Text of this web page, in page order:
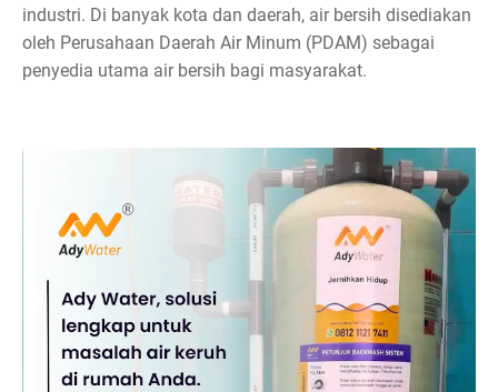
industri. Di banyak kota dan daerah, air bersih disediakan
oleh Perusahaan Daerah Air Minum (PDAM) sebagai
penyedia utama air bersih bagi masyarakat.